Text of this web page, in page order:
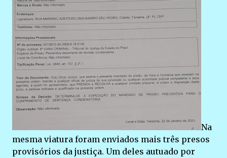
Na
mesma viatura foram enviados mais três presos
provisórios da justiça. Um deles autuado por